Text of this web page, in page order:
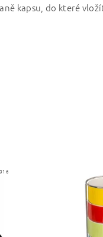
kapsu, do které